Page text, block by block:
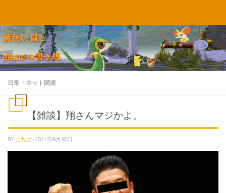
日常・ネット関連
【雑談】翔さんマジかよ。
BY にちは · 2021年8月30日